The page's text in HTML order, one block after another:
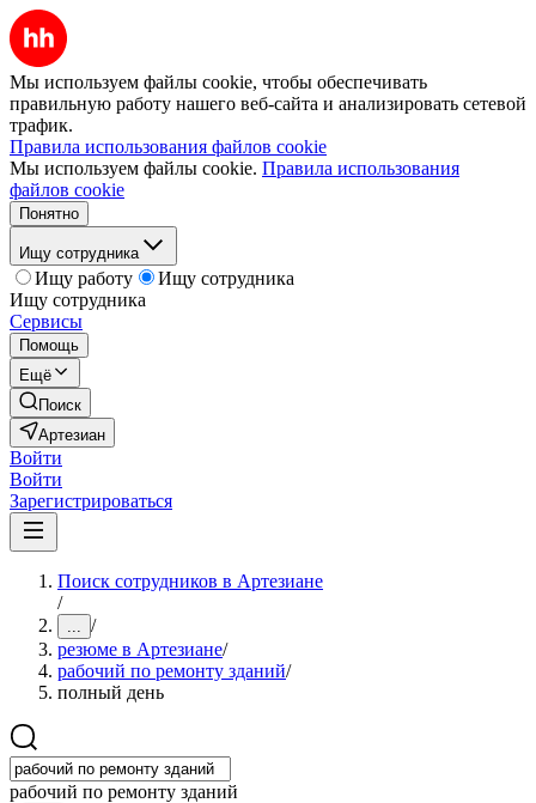
Мы используем файлы cookie, чтобы обеспечивать
правильную работу нашего веб-сайта и анализировать сетевой
трафик.
Правила использования файлов cookie
Мы используем файлы cookie. Правила использования
файлов cookie
Понятно
Ищу сотрудника
Ищу работу
Ищу сотрудника
Ищу сотрудника
Сервисы
Помощь
Ещё
Поиск
Артезиан
Войти
Войти
Зарегистрироваться
Поиск сотрудников в Артезиане
/
... /
резюме в Артезиане/
рабочий по ремонту зданий/
полный день
рабочий по ремонту зданий